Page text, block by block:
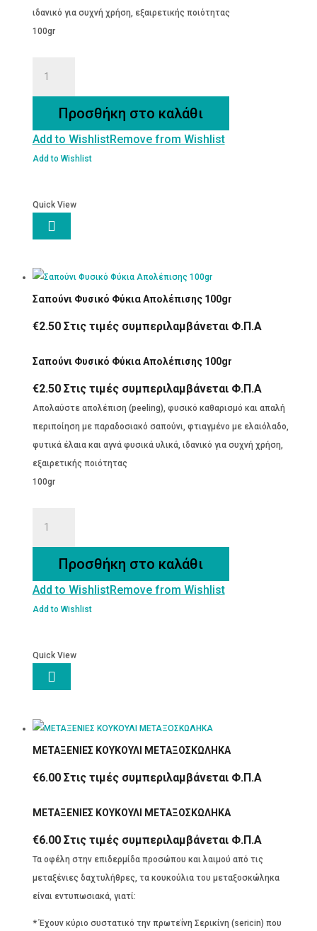
ιδανικό για συχνή χρήση, εξαιρετικής ποιότητας
100gr
gr
ποσότητα
Προσθήκη στο καλάθι
Add to WishlistRemove from Wishlist
Add to Wishlist
Quick View

Σαπούνι Φυσικό Φύκια Απολέπισης 100gr
€2.50 Στις τιμές συμπεριλαμβάνεται Φ.Π.Α
Σαπούνι Φυσικό Φύκια Απολέπισης 100gr
€2.50 Στις τιμές συμπεριλαμβάνεται Φ.Π.Α
Απολαύστε απολέπιση (peeling), φυσικό καθαρισμό και απαλή
περιποίηση με παραδοσιακό σαπούνι, φτιαγμένο με ελαιόλαδο,
φυτικά έλαια και αγνά φυσικά υλικά, ιδανικό για συχνή χρήση,
εξαιρετικής ποιότητας
100gr
Απολέπισης
100gr
ποσότητα
Προσθήκη στο καλάθι
Add to WishlistRemove from Wishlist
Add to Wishlist
Quick View

ΜΕΤΑΞΕΝΙΕΣ ΚΟΥΚΟΥΛΙ ΜΕΤΑΞΟΣΚΩΛΗΚΑ
€6.00 Στις τιμές συμπεριλαμβάνεται Φ.Π.Α
ΜΕΤΑΞΕΝΙΕΣ ΚΟΥΚΟΥΛΙ ΜΕΤΑΞΟΣΚΩΛΗΚΑ
€6.00 Στις τιμές συμπεριλαμβάνεται Φ.Π.Α
Τα οφέλη στην επιδερμίδα προσώπου και λαιμού από τις
μεταξένιες δαχτυλήθρες, τα κουκούλια του μεταξοσκώληκα
είναι εντυπωσιακά, γιατί:
* Έχουν κύριο συστατικό την πρωτεΐνη Σερικίνη (sericin) που